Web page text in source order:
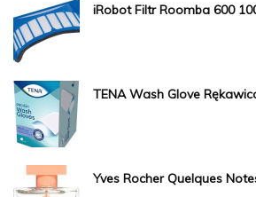
iRobot Filtr Roomba 600
TENA Wash Glove
Yves Rocher Quelques